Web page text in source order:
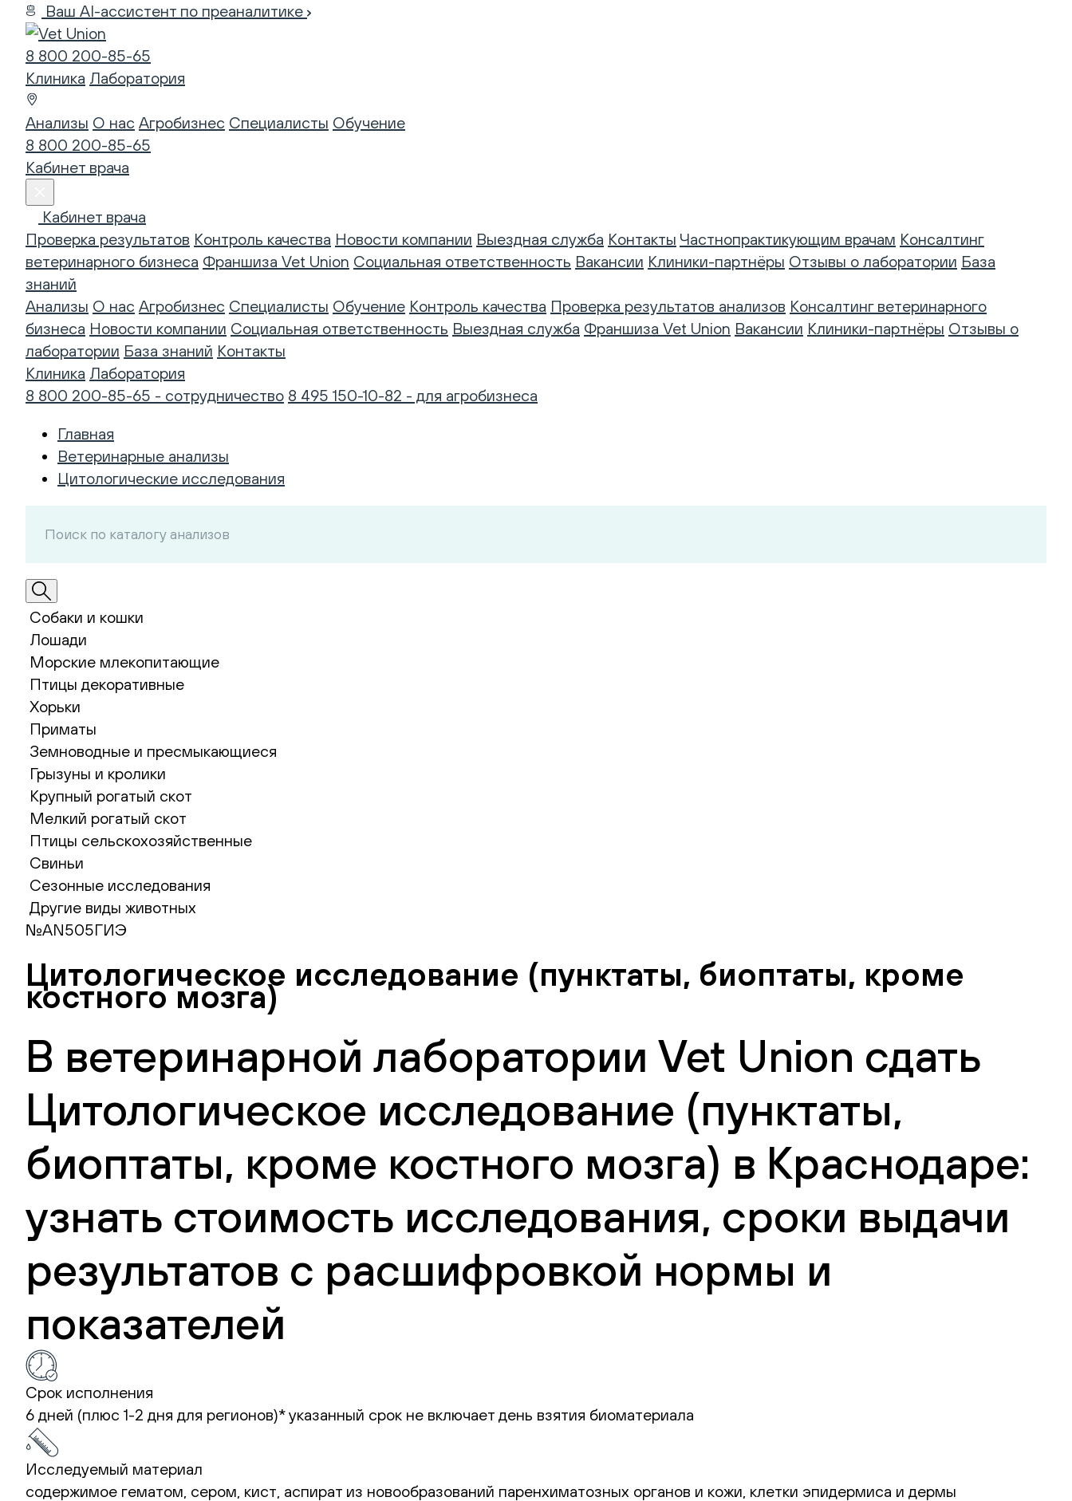
Ваш AI-ассистент по преаналитике
8 800 200-85-65
Клиника Лаборатория
Анализы О нас Агробизнес Специалисты Обучение
8 800 200-85-65
Кабинет врача
Кабинет врача
Проверка результатов Контроль качества Новости компании Выездная служба Контакты Частнопрактикующим врачам Консалтинг
ветеринарного бизнеса Франшиза Vet Union Социальная ответственность Вакансии Клиники-партнёры Отзывы о лаборатории База
знаний
Анализы О нас Агробизнес Специалисты Обучение Контроль качества Проверка результатов анализов Консалтинг ветеринарного
бизнеса Новости компании Социальная ответственность Выездная служба Франшиза Vet Union Вакансии Клиники-партнёры Отзывы о
лаборатории База знаний Контакты
Клиника Лаборатория
8 800 200-85-65 - сотрудничество 8 495 150-10-82 - для агробизнеса
Главная
Ветеринарные анализы
Цитологические исследования
Собаки и кошки
Лошади
Морские млекопитающие
Птицы декоративные
Хорьки
Приматы
Земноводные и пресмыкающиеся
Грызуны и кролики
Крупный рогатый скот
Мелкий рогатый скот
Птицы сельскохозяйственные
Свиньи
Сезонные исследования
Другие виды животных
№AN505ГИЭ
Цитологическое исследование (пунктаты, биоптаты, кроме
костного мозга)
В ветеринарной лаборатории Vet Union сдать
Цитологическое исследование (пунктаты,
биоптаты, кроме костного мозга) в Краснодаре:
узнать стоимость исследования, сроки выдачи
результатов с расшифровкой нормы и
показателей
Срок исполнения
6 дней (плюс 1-2 дня для регионов)*указанный срок не включает день взятия биоматериала
Исследуемый материал
содержимое гематом, сером, кист, аспират из новообразований паренхиматозных органов и кожи, клетки эпидермиса и дермы